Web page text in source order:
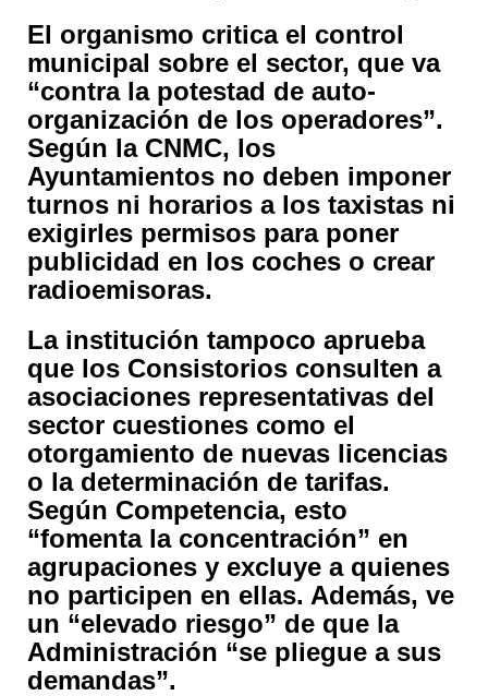
El organismo critica el control
municipal sobre el sector, que va
“contra la potestad de auto-
organización de los operadores”.
Según la CNMC, los
Ayuntamientos no deben imponer
turnos ni horarios a los taxistas ni
exigirles permisos para poner
publicidad en los coches o crear
radioemisoras.
La institución tampoco aprueba
que los Consistorios consulten a
asociaciones representativas del
sector cuestiones como el
otorgamiento de nuevas licencias
o la determinación de tarifas.
Según Competencia, esto
“fomenta la concentración” en
agrupaciones y excluye a quienes
no participen en ellas. Además, ve
un “elevado riesgo” de que la
Administración “se pliegue a sus
demandas”.